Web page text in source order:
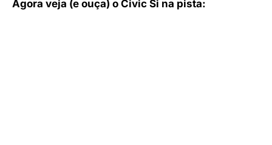
Agora veja (e ouça) o Civic Si na pista: